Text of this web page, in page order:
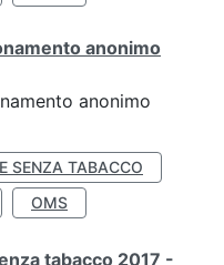
anonimo
anonimo
SENZA TABACCO
OMS
tabacco 2017 -